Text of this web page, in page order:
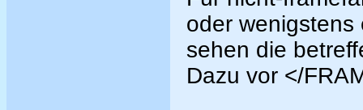
oder wenigstens
sehen die
Dazu vor </